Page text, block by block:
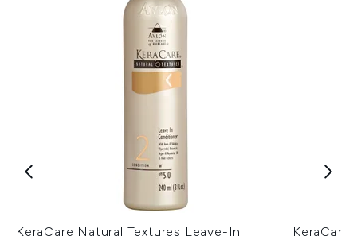
KeraCare Natural Textures Leave-In